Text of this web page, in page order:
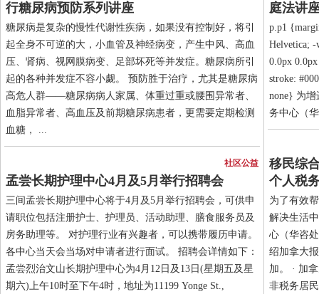
行糖尿病预防系列讲座
糖尿病是复杂的慢性代谢性疾病，如果没有控制好，将引
起全身不可逆的大，小血管及神经病变，产生中风、高血
压、肾病、视网膜病变、足部坏死等并发症。糖尿病所引
起的各种并发症不容小觑。 预防胜于治疗，尤其是糖尿病
高危人群——糖尿病病人家属、体重过重或腰围异常者、
血脂异常者、高血压及前期糖尿病患者，更需要定期检测
血糖， ...
社区公益
孟尝长期护理中心4月及5月举行招聘会
三间孟尝长期护理中心将于4月及5月举行招聘会，可供申
请职位包括注册护士、护理员、活动助理、膳食服务员及
房务助理等。 对护理行业有兴趣者，可以携带履历申请。
各中心当天会当场对申请者进行面试。 招聘会详情如下：
孟尝烈治文山长期护理中心为4月12日及13日(星期五及星
期六)上午10时至下午4时，地址为11199 Yonge St.,
庭法讲
p.p1
Helvetica;
0.0px
stroke:
none} 为
务中心（
移民综
个人税
为了有效
解决生活
心（华咨
绍加拿大
加。 · 加
非税务居